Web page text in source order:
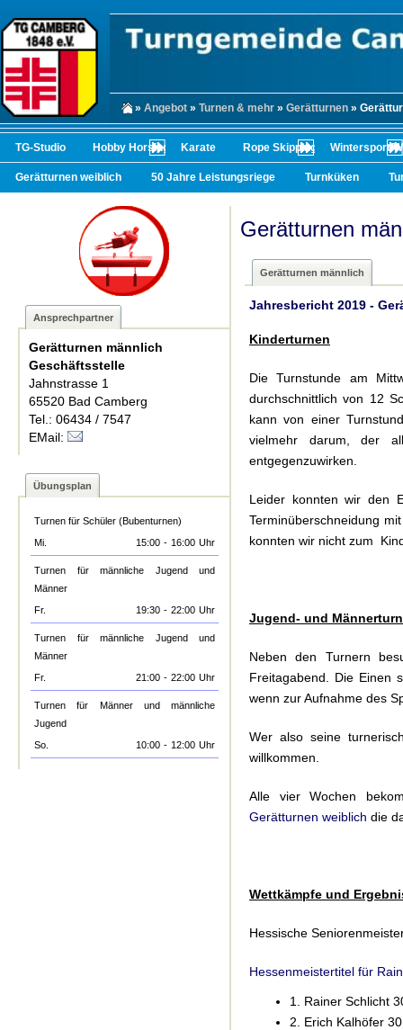
» Angebot » Turnen & mehr » Gerätturnen »
TG-Studio Hobby Horsing Karate Rope Skipping Wintersport/
Gerätturnen weiblich 50 Jahre Leistungsriege Turnküken
Ansprechpartner
Gerätturnen männlich
Geschäftsstelle
Jahnstrasse 1
65520 Bad Camberg
Tel.: 06434 / 7547
EMail:
Übungsplan
Turnen für Schüler (Bubenturnen)
Mi.
15:00 - 16:00 Uhr
Turnen für männliche Jugend und
Männer
Fr.
19:30 - 22:00 Uhr
Turnen für männliche Jugend und
Männer
Fr.
21:00 - 22:00 Uhr
Turnen für Männer und männliche
Jugend
So.
10:00 - 12:00 Uhr
Gerätturnen
Gerätturnen männlich
Jahresbericht 2019 -
Kinderturnen
Die Turnstunde am
durchschnittlich von 12
kann von einer
vielmehr darum, der
entgegenzuwirken.
Leider konnten wir den
Terminüberschneidung
konnten wir nicht zum
Jugend- und
Neben den Turnern
Freitagabend. Die Einen
wenn zur Aufnahme des
Wer also seine
willkommen.
Alle vier Wochen
Gerätturnen weiblich die
Wettkämpfe und
Hessische
Hessenmeistertitel für
1. Rainer Schlicht
2. Erich Kalhöfer